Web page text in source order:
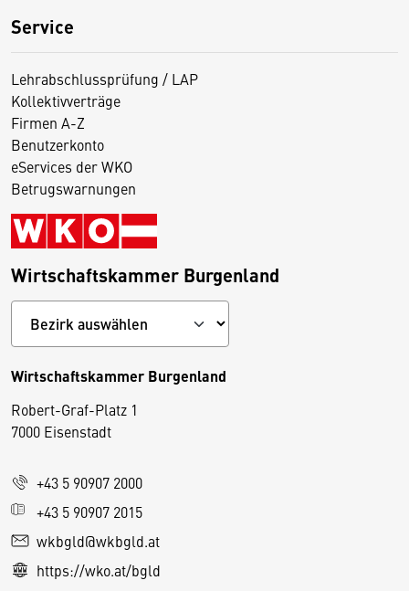
Service
Lehrabschlussprüfung / LAP
Kollektivverträge
Firmen A-Z
Benutzerkonto
eServices der WKO
Betrugswarnungen
Wirtschaftskammer Burgenland
Wirtschaftskammer Burgenland
Robert-Graf-Platz 1
7000 Eisenstadt
+43 5 90907 2000
+43 5 90907 2015
wkbgld@wkbgld.at
https://wko.at/bgld
D
s
e
S
e